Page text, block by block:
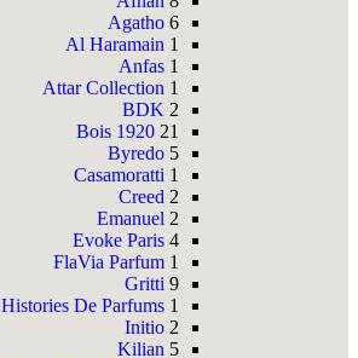
Agatho 6
Al Haramain 1
Anfas 1
Attar Collection 1
BDK 2
Bois 1920 21
Byredo 5
Casamoratti 1
Creed 2
Emanuel 2
Evoke Paris 4
FlaVia Parfum 1
Gritti 9
Histories De Parfums 1
Initio 2
Kilian 5